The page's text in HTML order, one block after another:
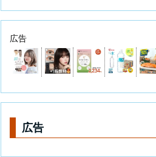
広告
広告